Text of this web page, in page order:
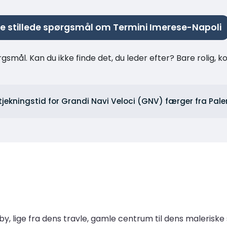
stillede spørgsmål om Termini Imerese-Napoli
Kan du ikke finde det, du leder efter? Bare rolig,
for Grandi Navi Veloci (GNV) færger fra
lige fra dens travle, gamle centrum til dens